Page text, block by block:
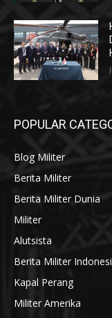
POPULAR
Blog Militer
Berita Militer
Berita Militer Dunia
Militer
Alutsista
Berita Militer
Kapal Perang
Militer Amerika